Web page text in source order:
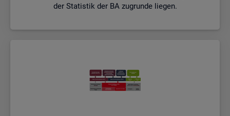
der Statistik der BA zugrunde liegen.